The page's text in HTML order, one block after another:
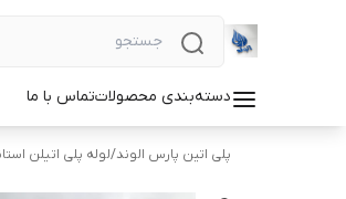
دسته‌بندی محصولاتتماس با ما
پلی اتین پارس الوند/لوله پلی اتیلن